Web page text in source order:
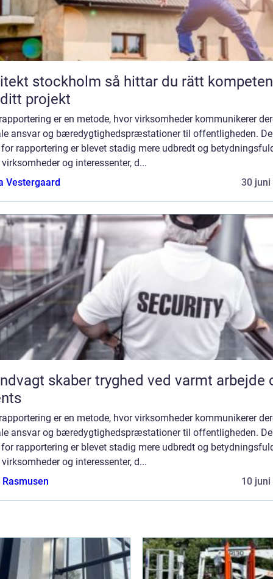
så hittar du rätt kompetens
projekt
er en metode, hvor virksomheder kommunikerer
ansvar og bæredygtighedspræstationer til offentligheden.
rapportering er blevet stadig mere udbredt og
og interessenter, d...
Vestergaard
30 juni
skaber tryghed ved varmt arbejde
er en metode, hvor virksomheder kommunikerer
ansvar og bæredygtighedspræstationer til offentligheden.
rapportering er blevet stadig mere udbredt og
og interessenter, d...
10 juni